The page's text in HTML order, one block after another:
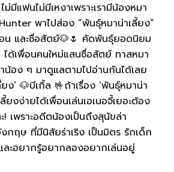
ม่มีแฟนไม่มีเหงาเพราะเรามีน้องหมา
พาไปส่อง “พันธุ์หมาน่าเลี้ยง”
น และซื่อสัตย์🐶🌷 คัดพันธุ์ยอดนิยม
ได้เพื่อนคนใหม่แสนซื่อสัตย์ ทาสหมา
น้อง ๆ มาดูแลตามไปอ่านกันได้เลย
ง’ 🐶บีเกิ้ล 🤟ถ้าเรื่อง ‘พันธุ์หมาน่า
งง่ายได้เพื่อนเล่นเอเนอจี้เยอะต้อง
! เพราะอดีตน้องเป็นถึงสุนัขล่า
งกฤษ ที่มีนิสัยร่าเริง เป็นมิตร รักเด็ก
ะอยากรู้อยากลองอยากเล่นอยู่